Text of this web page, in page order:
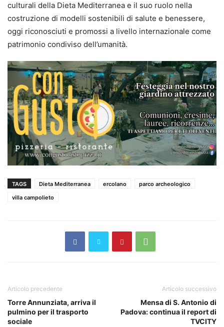
culturali della Dieta Mediterranea e il suo ruolo nella
costruzione di modelli sostenibili di salute e benessere,
oggi riconosciuti e promossi a livello internazionale come
patrimonio condiviso dell’umanità.
TAGS Dieta Mediterranea ercolano
parco archeologico
villa campolieto
Articolo precedente
Torre Annunziata, arriva il
pulmino per il trasporto
sociale
Articolo successivo
Mensa di S. Antonio di
Padova: continua il report di
TVCITY